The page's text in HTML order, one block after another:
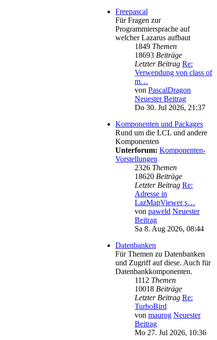
Freepascal
Für Fragen zur
Programmiersprache auf
welcher Lazarus aufbaut
1849 Themen
18693 Beiträge
Letzter Beitrag Re:
Verwendung von class of
m…
von PascalDragon
Neuester Beitrag
Do 30. Jul 2026, 21:37
Komponenten und Packages
Rund um die LCL und andere
Komponenten
Unterforum: Komponenten-
Vorstellungen
2326 Themen
18620 Beiträge
Letzter Beitrag Re:
Adresse in
LazMapViewer s…
von paweld Neuester
Beitrag
Sa 8. Aug 2026, 08:44
Datenbanken
Für Themen zu Datenbanken
und Zugriff auf diese. Auch für
Datenbankkomponenten.
1112 Themen
10018 Beiträge
Letzter Beitrag Re:
TurboBird
von maurog Neuester
Beitrag
Mo 27. Jul 2026, 10:36